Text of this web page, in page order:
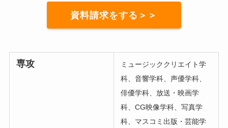
資料請求をする＞＞
専攻
ミュージッククリエイト学
科、音響学科、声優学科、
俳優学科、放送・映画学
科、CG映像学科、写真学
科、マスコミ出版・芸能学